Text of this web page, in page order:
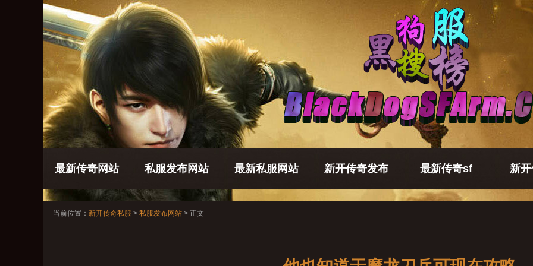
最新传奇网站 私服发布网站 最新私服网站 新开传奇发布 最新传奇sf 新
当前位置： 新开传奇私服 > 私服发布网站 > 正文